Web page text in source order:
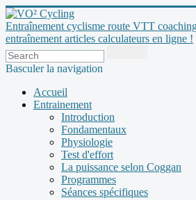
Entraînement cyclisme route VTT
entraînement articles calculateurs en ligne !
Basculer la navigation
Accueil
Entrainement
Introduction
Fondamentaux
Physiologie
Test d'effort
La puissance selon Coggan
Programmes
Séances spécifiques